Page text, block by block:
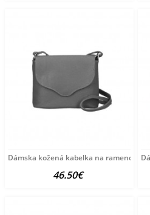
Dámska kožená kabelka na rameno
46.50€